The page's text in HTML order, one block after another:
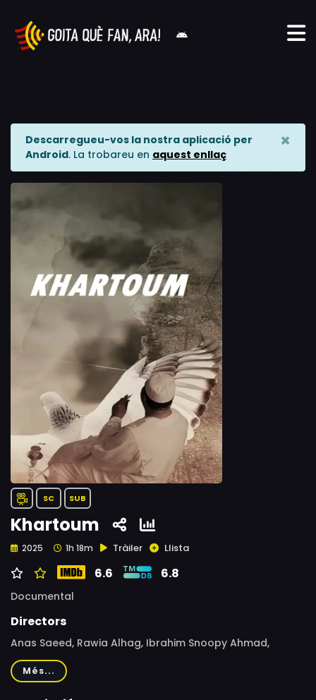
Descarregueu-vos la nostra aplicació per
Android. La trobareu en aquest enllaç
×
SC SUB
Khartoum
2025 1h 18m Tràiler Llista
6.6 6.8
Documental
Directors
Anas Saeed, Rawia Alhag, Ibrahim Snoopy Ahmad,
Timeea Mohamed Ahmed, Phil Cox
Més...